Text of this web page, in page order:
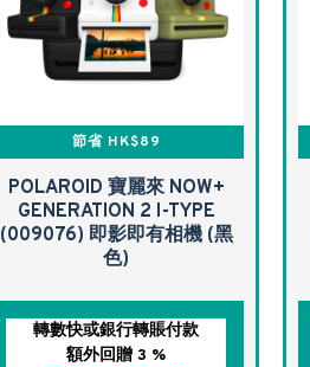
節省 HK$89
POLAROID 寶麗來 NOW+
GENERATION 2 I-TYPE
(009076) 即影即有相機 (黑
色)
轉數快或銀行轉賬付款
額外回贈 3 %